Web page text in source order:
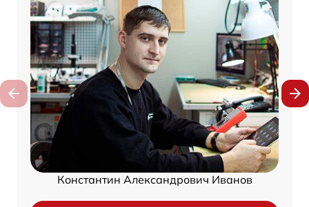
Константин Александрович Иванов